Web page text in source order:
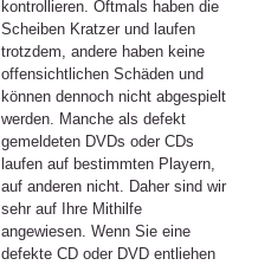
kontrollieren. Oftmals haben die
Scheiben Kratzer und laufen
trotzdem, andere haben keine
offensichtlichen Schäden und
können dennoch nicht abgespielt
werden. Manche als defekt
gemeldeten DVDs oder CDs
laufen auf bestimmten Playern,
auf anderen nicht. Daher sind wir
sehr auf Ihre Mithilfe
angewiesen. Wenn Sie eine
defekte CD oder DVD entliehen